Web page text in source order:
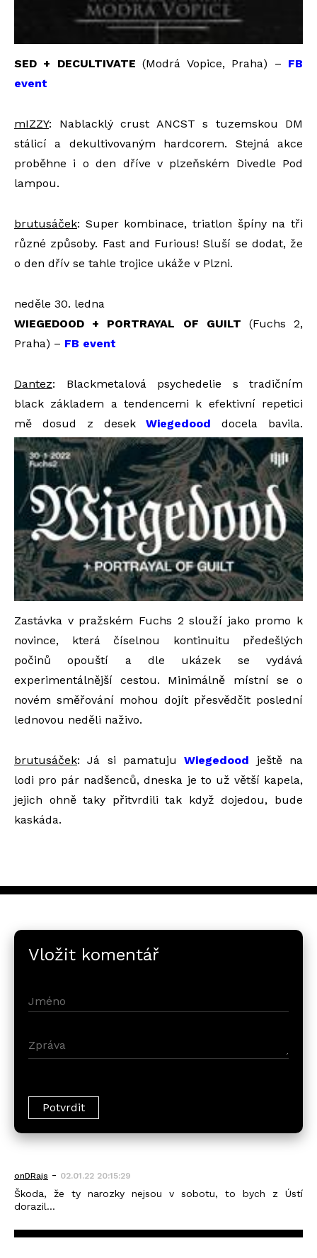
SED + DECULTIVATE (Modrá Vopice, Praha) – FB
event
mIZZY: Nablacklý crust ANCST s tuzemskou DM
stálicí a dekultivovaným hardcorem. Stejná akce
proběhne i o den dříve v plzeňském Divedle Pod
lampou.
brutusáček: Super kombinace, triatlon špíny na tři
různé způsoby. Fast and Furious! Sluší se dodat, že
o den dřív se tahle trojice ukáže v Plzni.
neděle 30. ledna
WIEGEDOOD + PORTRAYAL OF GUILT (Fuchs 2,
Praha) – FB event
Dantez: Blackmetalová psychedelie s tradičním
black základem a tendencemi k efektivní repetici
mě dosud z desekWiegedood docela bavila.
Zastávka v pražském Fuchs 2 slouží jako promo k
novince, která číselnou kontinuitu předešlých
počinů opouští a dle ukázek se vydává
experimentálnější cestou. Minimálně místní se o
novém směřování mohou dojít přesvědčit poslední
lednovou neděli naživo.
brutusáček: Já si pamatujuWiegedood ještě na
lodi pro pár nadšenců, dneska je to už větší kapela,
jejich ohně taky přitvrdili tak když dojedou, bude
kaskáda.
Vložit komentář
onDRajs - 02.01.22 20:15:29
Škoda, že ty narozky nejsou v sobotu, to bych z Ústí
dorazil...